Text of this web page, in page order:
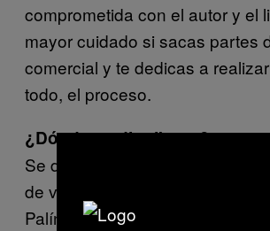
comprometida con el autor y el
mayor cuidado si sacas partes
comercial y te dedicas a
todo, el proceso.
¿Dónde se distribuye?
Se distribuye en Guadalajara,
de venta, Impronta Casa Editora,
Palíndromo Café Librería. Y en